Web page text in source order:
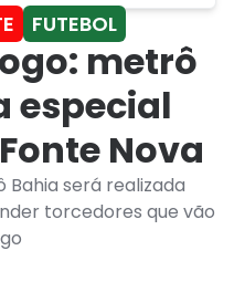
FUTEBOL
metrô
especial
Nova
será realizada
torcedores que vão